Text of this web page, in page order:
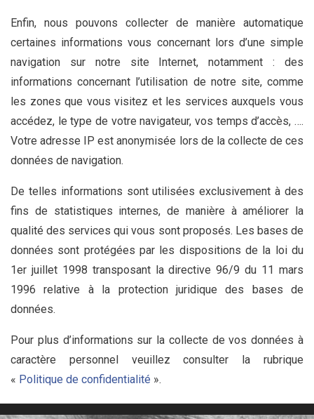
Enfin, nous pouvons collecter de manière automatique
certaines informations vous concernant lors d’une simple
navigation sur notre site Internet, notamment : des
informations concernant l’utilisation de notre site, comme
les zones que vous visitez et les services auxquels vous
accédez, le type de votre navigateur, vos temps d’accès, ….
Votre adresse IP est anonymisée lors de la collecte de ces
données de navigation.
De telles informations sont utilisées exclusivement à des
fins de statistiques internes, de manière à améliorer la
qualité des services qui vous sont proposés. Les bases de
données sont protégées par les dispositions de la loi du
1er juillet 1998 transposant la directive 96/9 du 11 mars
1996 relative à la protection juridique des bases de
données.
Pour plus d’informations sur la collecte de vos données à
caractère personnel veuillez consulter la rubrique
« Politique de confidentialité ».